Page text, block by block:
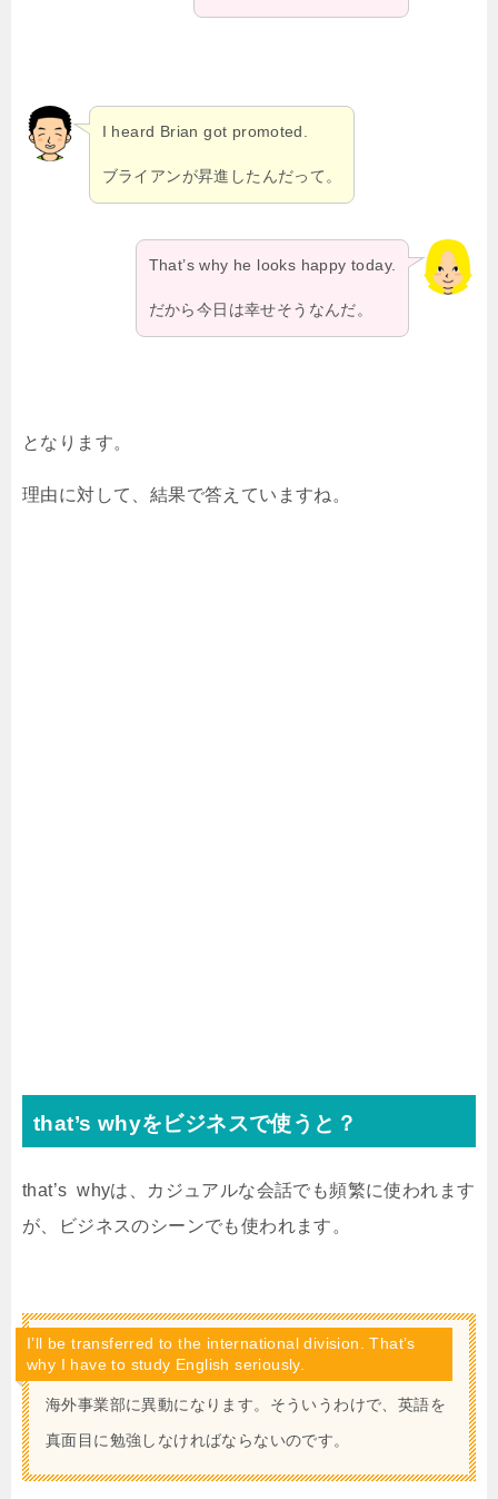
I heard Brian got promoted.
ブライアンが昇進したんだって。
That’s why he looks happy today.
だから今日は幸せそうなんだ。
となります。
理由に対して、結果で答えていますね。
that’s whyをビジネスで使うと？
that’s whyは、カジュアルな会話でも頻繁に使われます
が、ビジネスのシーンでも使われます。
I’ll be transferred to the international division. That’s
why I have to study English seriously.
海外事業部に異動になります。そういうわけで、英語を
真面目に勉強しなければならないのです。